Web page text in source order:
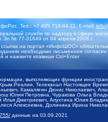
Тел.: +7 495 718-84-11, E-mail:
службе по надзору в сфере
Эл № 77-31649 от 04 апреля 2008 г.
на портал «ИнфоШОС»
необходимо письменное
и нажмите клавиши Ctrl+Enter
выполняющих функции
Телеканал Настоящее
Камалягин Денис Николаевич,
Юлия Петровна, Чуракова Ольга
Дмитриевич, Апухтина Юлия
Алексеевна, Долинина Ирина
данные на 03.09.2021